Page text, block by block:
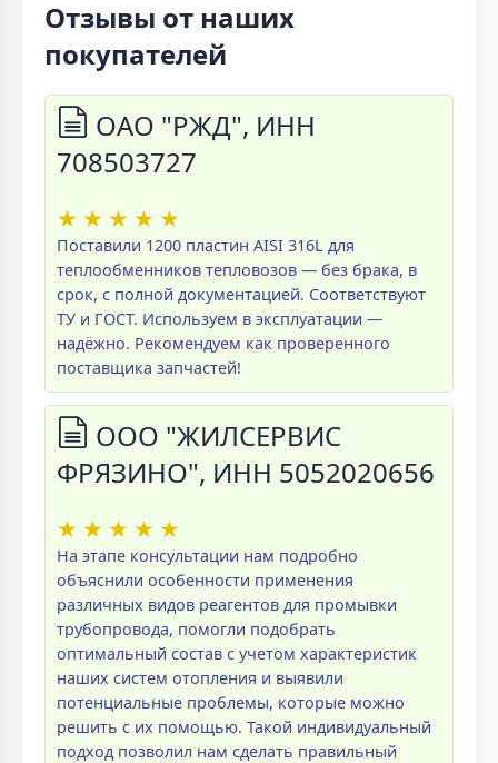
Отзывы от наших
покупателей
ОАО "РЖД", ИНН
708503727
★ ★ ★ ★ ★
Поставили 1200 пластин AISI 316L для
теплообменников тепловозов — без брака, в
срок, с полной документацией. Соответствуют
ТУ и ГОСТ. Используем в эксплуатации —
надёжно. Рекомендуем как проверенного
поставщика запчастей!
ООО "ЖИЛСЕРВИС
ФРЯЗИНО", ИНН 5052020656
★ ★ ★ ★ ★
На этапе консультации нам подробно
объяснили особенности применения
различных видов реагентов для промывки
трубопровода, помогли подобрать
оптимальный состав с учетом характеристик
наших систем отопления и выявили
потенциальные проблемы, которые можно
решить с их помощью. Такой индивидуальный
подход позволил нам сделать правильный